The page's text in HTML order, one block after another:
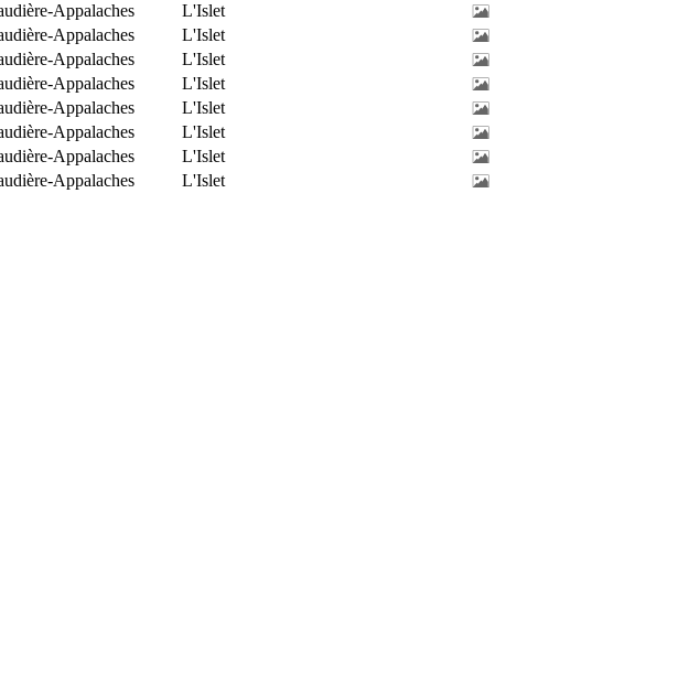
Appalaches
L'Islet
Appalaches
L'Islet
Appalaches
L'Islet
Appalaches
L'Islet
Appalaches
L'Islet
Appalaches
L'Islet
Appalaches
L'Islet
Appalaches L'Islet